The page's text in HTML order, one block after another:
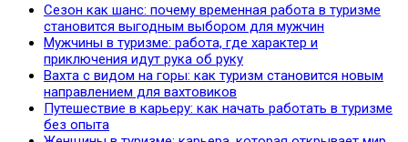
Сезон как шанс: почему временная работа в туризме
становится выгодным выбором для мужчин
Мужчины в туризме: работа, где характер и
приключения идут рука об руку
Вахта с видом на горы: как туризм становится новым
направлением для вахтовиков
Путешествие в карьеру: как начать работать в туризме
без опыта